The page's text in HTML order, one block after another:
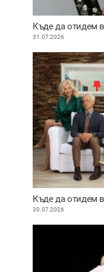
Къде да отидем
31.07.2026
Къде да отидем
30.07.2026